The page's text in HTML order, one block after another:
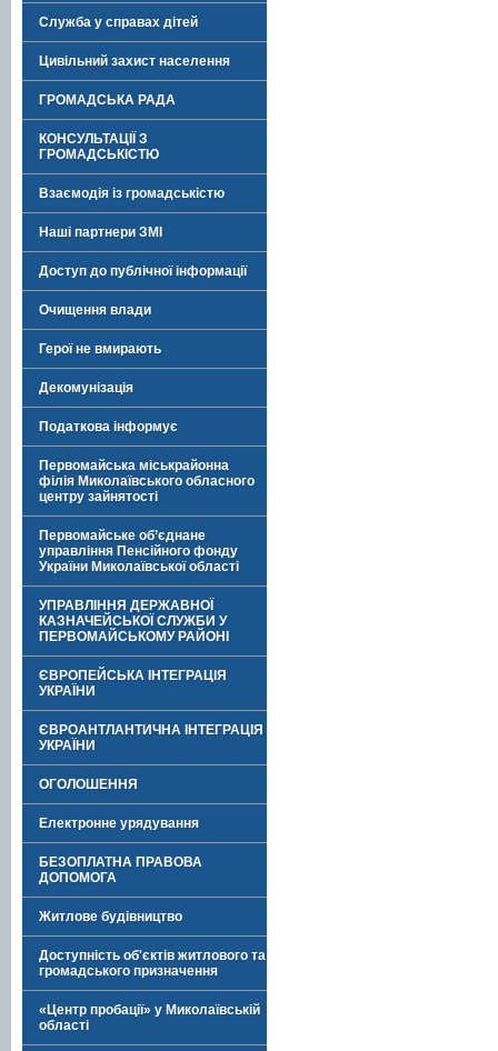
Служба у справах дітей
Цивільний захист населення
ГРОМАДСЬКА РАДА
КОНСУЛЬТАЦІЇ З
ГРОМАДСЬКІСТЮ
Взаємодія із громадськістю
Наші партнери ЗМІ
Доступ до публічної інформації
Очищення влади
Герої не вмирають
Декомунізація
Податкова інформує
Первомайська міськрайонна
філія Миколаївського обласного
центру зайнятості
Первомайське об’єднане
управління Пенсійного фонду
України Миколаївської області
УПРАВЛІННЯ ДЕРЖАВНОЇ
КАЗНАЧЕЙСЬКОЇ СЛУЖБИ У
ПЕРВОМАЙСЬКОМУ РАЙОНІ
ЄВРОПЕЙСЬКА ІНТЕГРАЦІЯ
УКРАЇНИ
ЄВРОАНТЛАНТИЧНА ІНТЕГРАЦІЯ
УКРАЇНИ
ОГОЛОШЕННЯ
Електронне урядування
БЕЗОПЛАТНА ПРАВОВА
ДОПОМОГА
Житлове будівництво
Доступність об'єктів житлового та
громадського призначення
«Центр пробації» у Миколаївській
області